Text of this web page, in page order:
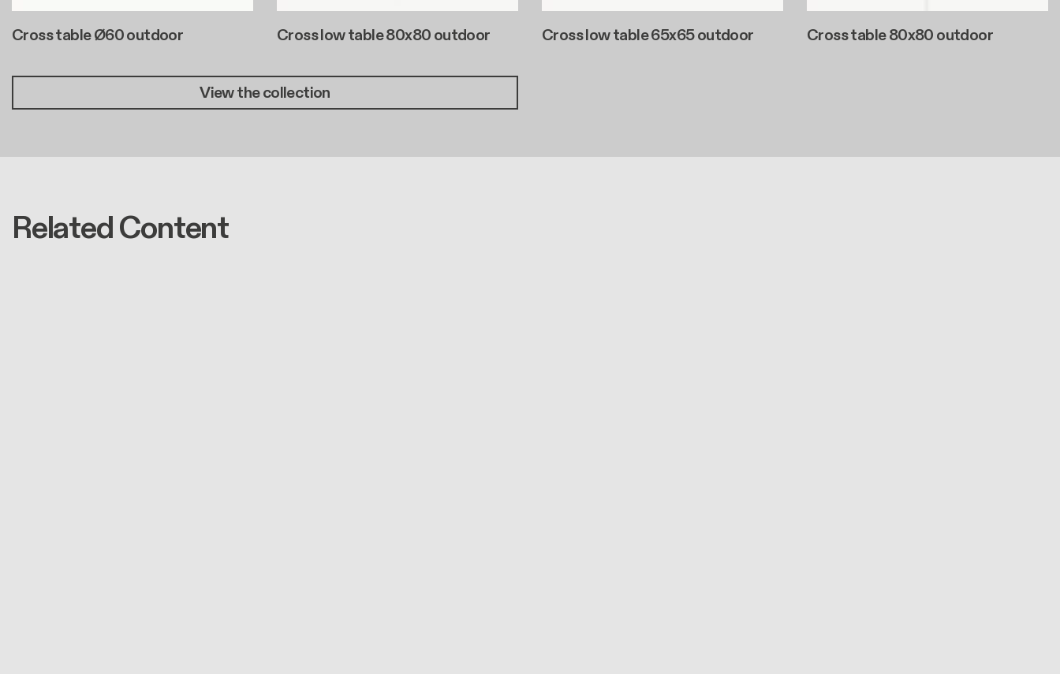
Cross table Ø60 outdoor Cross low table 80x80 outdoor Cross low table 65x65 outdoor Cross table 80x80 outdoor
View the collection
Related Content